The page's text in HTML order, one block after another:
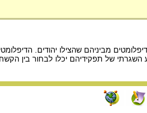
ושם" העניק את אות חסידי אומות עולם לכ- 20,000 איש. המאמר מתמקד ב- 18
של תפקידיהם יכלו לבחור בין